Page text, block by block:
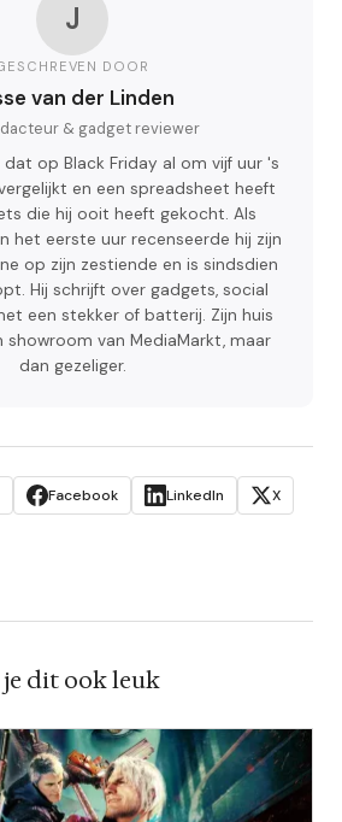
J
DOOR
van der Linden
& gadget reviewer
op Black Friday al om vijf uur 's
en een spreadsheet heeft
die hij ooit heeft gekocht. Als
het eerste uur recenseerde hij zijn
op zijn zestiende en is sindsdien
Hij schrijft over gadgets, social
een stekker of batterij. Zijn huis
showroom van MediaMarkt, maar
dan gezeliger.
Facebook LinkedIn
X
dit ook leuk